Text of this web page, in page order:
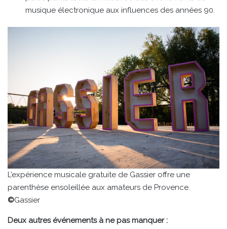
musique électronique aux influences des années 90.
L’expérience musicale gratuite de Gassier offre une
parenthèse ensoleillée aux amateurs de Provence.
©Gassier
Deux autres événements à ne pas manquer :